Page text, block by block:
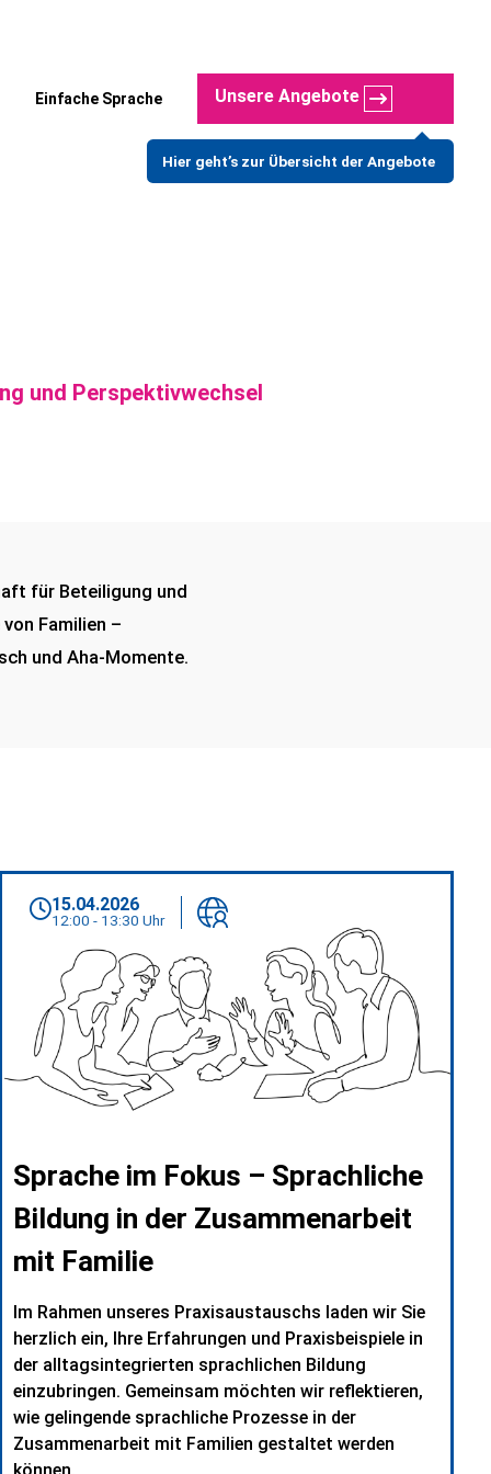
Einfache Sprache Unsere Angebote
und Perspektivwechsel
für Beteiligung und
Familien –
und Aha-Momente.
15.04.2026
12:00 - 13:30 Uhr
Sprache im Fokus – Sprachliche
Bildung in der Zusammenarbeit
mit Familie
Im Rahmen unseres Praxisaustauschs laden wir Sie
herzlich ein, Ihre Erfahrungen und Praxisbeispiele in
der alltagsintegrierten sprachlichen Bildung
einzubringen. Gemeinsam möchten wir reflektieren,
wie gelingende sprachliche Prozesse in der
Zusammenarbeit mit Familien gestaltet werden
können.
Hier geht’s zur Übersicht der Angebote